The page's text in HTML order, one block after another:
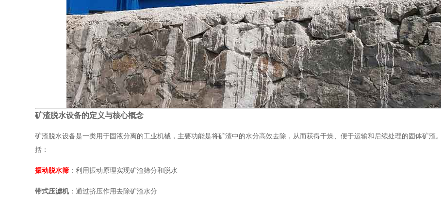
矿渣脱水设备的定义与核心概念
矿渣脱水设备是一类用于固液分离的工业机械，主要功能是将矿渣中的水分高效去除，从而获得干燥、便于运输和后续处理的固体矿渣
括：
振动脱水筛 ：利用振动原理实现矿渣筛分和脱水
带式压滤机：通过挤压作用去除矿渣水分